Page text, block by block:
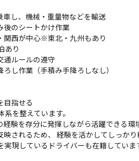
車し、機械・重量物などを輸送
後のシートかけ作業
関西が中心※東北・九州もあり
あり
通ルールの遵守
し作業（手積み手降ろしなし）
目指せる
を整えています。
験を存分に発揮しながら活躍できる環
されるため、 経験を活かしてしっかり
現しているドライバーも在籍していま